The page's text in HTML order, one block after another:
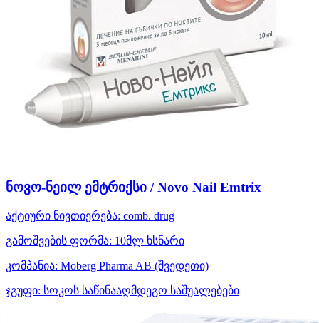
ნოვო-ნეილ ემტრიქსი / Novo Nail Emtrix
აქტიური ნივთიერება: comb. drug
გამოშვების ფორმა: 10მლ ხსნარი
კომპანია: Moberg Pharma AB (შვედეთი)
ჯგუფი: სოკოს საწინააღმდეგო საშუალებები